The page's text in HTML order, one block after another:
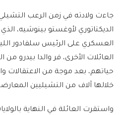
جاءت ولادته في زمن الرعب
الديكتاتوري لأوغستو بينوشيه،
العسكري على الرئيس سلفادور
العائلات الأخرى، فر والدا بيدرو
حياتهم، بعد موجة من الاعتقالات
خلالها آلاف من التشيليين
واستقرت العائلة في النهاية